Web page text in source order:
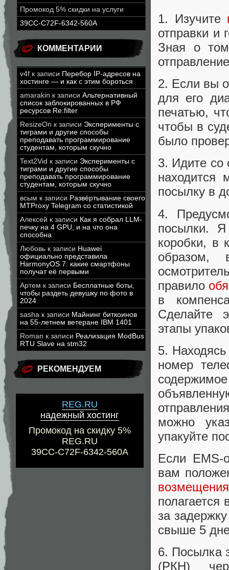
Промокод 5% скидки на услуги
39CC-C72F-6342-560A
КОММЕНТАРИИ
v4f к записи Перебор IP-адресов на
хостинге — и как с этим бороться
amarakin к записи Альтернативный
список заблокированных в РФ
ресурсов Re:filter
ResizeOn к записи Эксперименты с
тиграми и другие способы
преподавать программирование
студентам, которым скучно
Text2Vid к записи Эксперименты с
тиграми и другие способы
преподавать программирование
студентам, которым скучно
всым к записи Развёртывание своего
MTProxy Telegram со статистикой
Алексей к записи Как я собрал LLM-
печку на 4 GPU, и на что она
способна
Любовь к записи Huawei
официально представила
HarmonyOS 7: какие смартфоны
получат её первыми
Артем к записи Бесплатные боты,
чтобы раздеть девушку по фото в
2024
sasha к записи Майнинг биткоинов
на 55-летнем ветеране IBM 1401
Roman к записи Реализация ModBus
RTU Slave на stm32
РЕКОМЕНДУЕМ
REG.RU
надежный хостинг
Промокод на скидку 5%
REG.RU
39CC-C72F-6342-560A
1. Изучите
отправки и
Зная о
2. Если вы
для его
печатью,
чтобы в
было
3. Идите со
посылку в
4.
посылки. Я
коробки, в
образом,
правило
в
Сделайте
этапы
5.
номер
можно
упакуйте
Если EMS-
вам
возмещения
за
свыше 5
6. Посылка
(РКН)